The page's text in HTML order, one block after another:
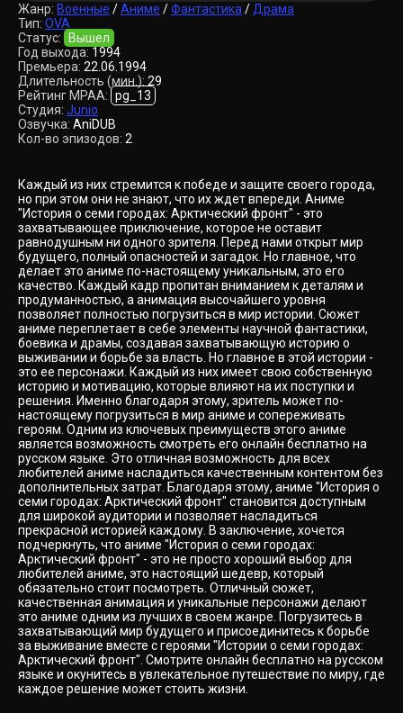
Жанр: Военные /Аниме /Фантастика / Драма
Тип: OVA
Статус:
Вышел
Год выхода: 1994
Премьера: 22.06.1994
Длительность (мин.): 29
Рейтинг MPAA: pg_13
Студия: Junio
Озвучка: AniDUB
Кол-во эпизодов: 2
Каждый из них стремится к победе и защите своего города,
но при этом они не знают, что их ждет впереди. Аниме
"История о семи городах: Арктический фронт" - это
захватывающее приключение, которое не оставит
равнодушным ни одного зрителя. Перед нами открыт мир
будущего, полный опасностей и загадок. Но главное, что
делает это аниме по-настоящему уникальным, это его
качество. Каждый кадр пропитан вниманием к деталям и
продуманностью, а анимация высочайшего уровня
позволяет полностью погрузиться в мир истории. Сюжет
аниме переплетает в себе элементы научной фантастики,
боевика и драмы, создавая захватывающую историю о
выживании и борьбе за власть. Но главное в этой истории -
это ее персонажи. Каждый из них имеет свою собственную
историю и мотивацию, которые влияют на их поступки и
решения. Именно благодаря этому, зритель может по-
настоящему погрузиться в мир аниме и сопереживать
героям. Одним из ключевых преимуществ этого аниме
является возможность смотреть его онлайн бесплатно на
русском языке. Это отличная возможность для всех
любителей аниме насладиться качественным контентом без
дополнительных затрат. Благодаря этому, аниме "История о
семи городах: Арктический фронт" становится доступным
для широкой аудитории и позволяет насладиться
прекрасной историей каждому. В заключение, хочется
подчеркнуть, что аниме "История о семи городах:
Арктический фронт" - это не просто хороший выбор для
любителей аниме, это настоящий шедевр, который
обязательно стоит посмотреть. Отличный сюжет,
качественная анимация и уникальные персонажи делают
это аниме одним из лучших в своем жанре. Погрузитесь в
захватывающий мир будущего и присоединитесь к борьбе
за выживание вместе с героями "Истории о семи городах:
Арктический фронт". Смотрите онлайн бесплатно на русском
языке и окунитесь в увлекательное путешествие по миру, где
каждое решение может стоить жизни.